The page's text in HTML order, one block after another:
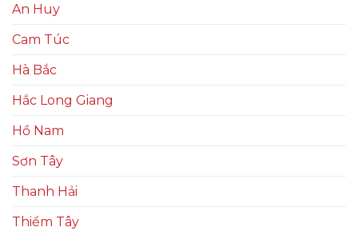
An Huy
Cam Túc
Hà Bắc
Hắc Long Giang
Hồ Nam
Sơn Tây
Thanh Hải
Thiểm Tây